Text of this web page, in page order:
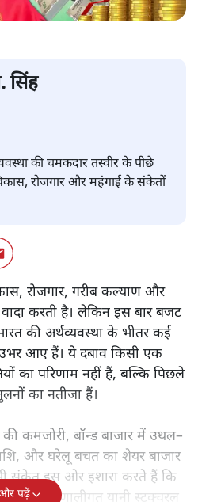
सिंह
की चमकदार तस्वीर के पीछे
रोजगार और महंगाई के संकेतों
रोजगार, गरीब कल्याण और
करती है। लेकिन इस बार बजट
की अर्थव्यवस्था के भीतर कई
आए हैं। ये दबाव किसी एक
का परिणाम नहीं हैं, बल्कि पिछले
का नतीजा हैं।
कमजोरी, बॉन्ड बाजार में उथल–
और घरेलू बचत का शेयर बाजार
संकेत इस ओर इशारा करते हैं कि
पढ़ें